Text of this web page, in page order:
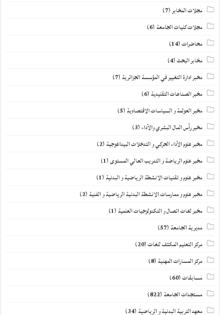
مجلات المخابر(7)
مجلات كليات الجامعة (6)
محاضرات(14)
مخابر البحث(4)
مخبر ادارة التغيير في المؤسسة الجزائرية (7)
مخبر الصناعات التقليدية (6)
مخبر العولمة و السياسات الاقتصادية (5)
مخبر رأس المال البشري والأداء(3)
مخبر علوم الأداء الحركي و التدخلات البيداغوجية (2)
مخبر علوم الرياضة و التدريب العالي المستوى(1)
مخبر علوم و تقنيات الانشطة الرياضية و البدنية (1)
مخبر علوم و ممارسات الانشطة البدنية الرياضية و الفنية (2)
مخبر لغات اتصال و التكنولوجيات العلمية (1)
مديرية الجامعة (57)
مركز التعليم المكثف للغات(20)
مركز المسارات المهنية (8)
مسابقات(60)
مستجدات الجامعة (822)
معهد التربية البدنية و الرياضية (34)